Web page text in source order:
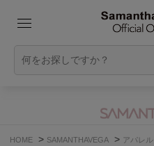
HOME > SAMANTHAVEGA > アパレル